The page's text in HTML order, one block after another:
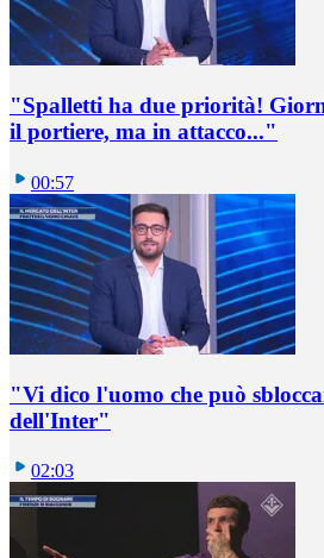
"Spalletti ha due priorità!
il portiere, ma in attacco..."
00:57
"Vi dico l'uomo che può
dell'Inter"
02:03